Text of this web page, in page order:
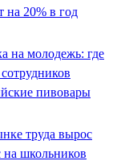
на 20% в год
на молодежь: где
пивовары
труда вырос
на школьников